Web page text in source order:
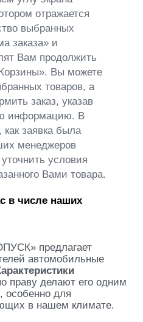
отражается
выбранных
заказа» и
Вам продолжить
Вы можете
товаров, а
заказ, указав
информацию. В
как заявка была
менеджеров
условия
Вами товара.
в числе наших
предлагает
автомобильные
праву делают его одним
особенно для
в нашем климате.